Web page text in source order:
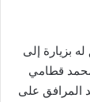
بزيارة إلى
محمد قطامي
المرافق على